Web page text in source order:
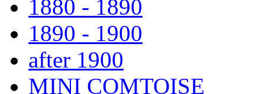
1880 - 1890
1890 - 1900
after 1900
MINI COMTOISE